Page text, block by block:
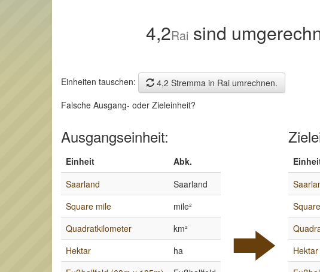
4,2Rai sind
Einheiten tauschen:
4,2 Stremma in Rai umrechnen.
Falsche Ausgang- oder Zieleinheit?
Ausgangseinheit:
Einheit
Abk.
Saarland
Saarland
Square mile
mile²
Quadratkilometer
km²
Hektar
ha
Hektar